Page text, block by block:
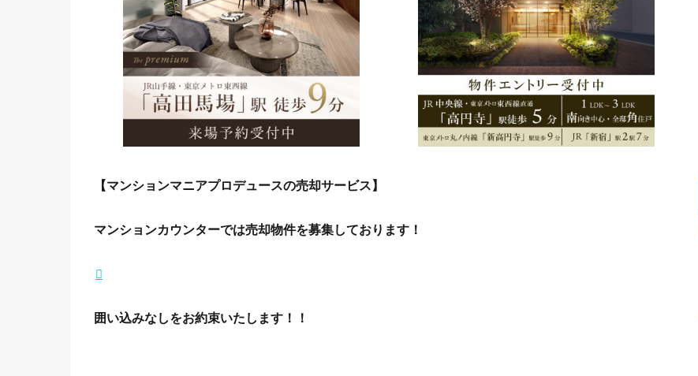
【マンションマニアプロデュースの売却サービス】
マンションカウンターでは売却物件を募集しております！
囲い込みなしをお約束いたします！！